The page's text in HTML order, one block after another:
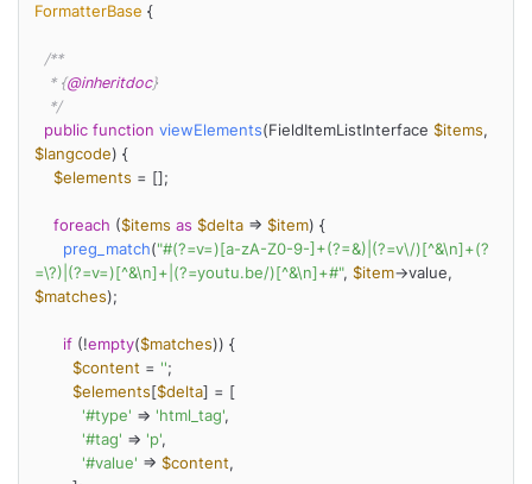
FormatterBase {
/**
   * {
@inheritdoc}
   */
public function viewElements(FieldItemListInterface $items
$langcode) {
$elements = [];
foreach ($items as $delta => $item) {
preg_match("#(?=v=)[a-zA-Z0-9-]+(?=&)|(?=v\/)[^&\n]+(?
=\?)|(?=v=)[^&\n]+|(?=youtu.be/)[^&\n]+#", $item
$matches);
if (!empty($matches)) {
$content = '';
$elements [$delta] = [
'#type' => 'html_tag',
'#tag' => 'p',
'#value' => $content,